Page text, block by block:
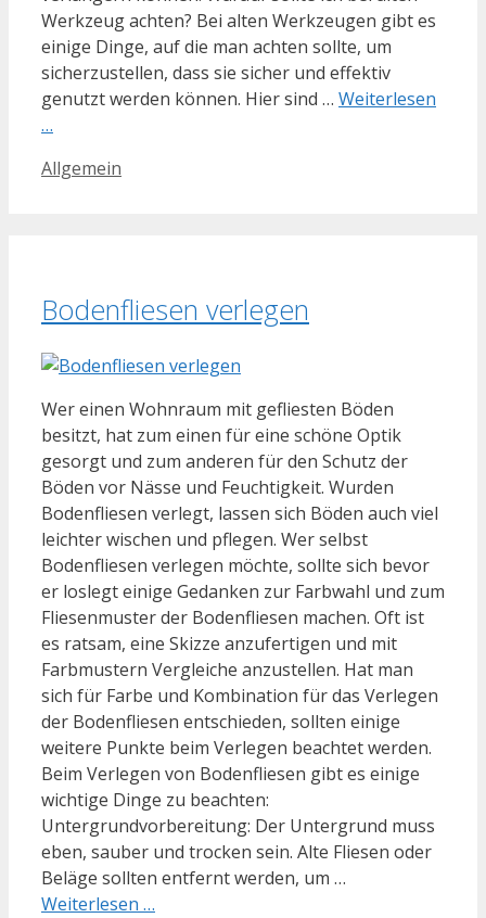
Werkzeug achten? Bei alten Werkzeugen gibt es
einige Dinge, auf die man achten sollte, um
sicherzustellen, dass sie sicher und effektiv
genutzt werden können. Hier sind … Weiterlesen
…
Kategorien
Allgemein
Bodenfliesen verlegen
Wer einen Wohnraum mit gefliesten Böden
besitzt, hat zum einen für eine schöne Optik
gesorgt und zum anderen für den Schutz der
Böden vor Nässe und Feuchtigkeit. Wurden
Bodenfliesen verlegt, lassen sich Böden auch viel
leichter wischen und pflegen. Wer selbst
Bodenfliesen verlegen möchte, sollte sich bevor
er loslegt einige Gedanken zur Farbwahl und zum
Fliesenmuster der Bodenfliesen machen. Oft ist
es ratsam, eine Skizze anzufertigen und mit
Farbmustern Vergleiche anzustellen. Hat man
sich für Farbe und Kombination für das Verlegen
der Bodenfliesen entschieden, sollten einige
weitere Punkte beim Verlegen beachtet werden.
Beim Verlegen von Bodenfliesen gibt es einige
wichtige Dinge zu beachten:
Untergrundvorbereitung: Der Untergrund muss
eben, sauber und trocken sein. Alte Fliesen oder
Beläge sollten entfernt werden, um …
Weiterlesen …